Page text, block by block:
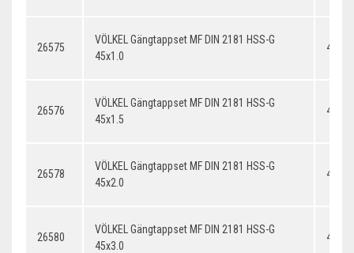
26575
VÖLKEL Gängtappset MF DIN 2181 HSS-G
45x1.0
26576
VÖLKEL Gängtappset MF DIN 2181 HSS-G
45x1.5
26578
VÖLKEL Gängtappset MF DIN 2181 HSS-G
45x2.0
26580
VÖLKEL Gängtappset MF DIN 2181 HSS-G
45x3.0